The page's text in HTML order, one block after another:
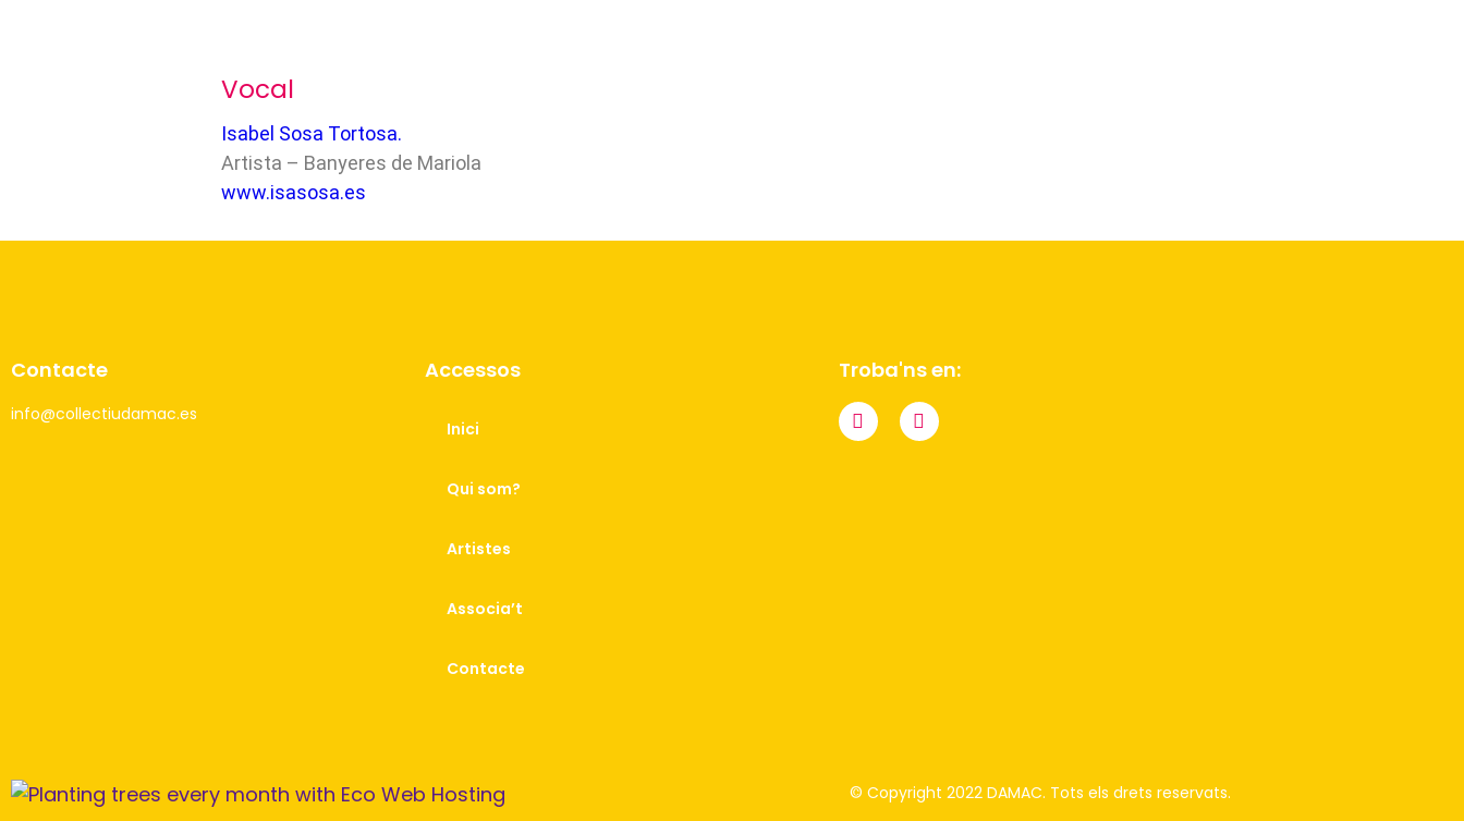
Vocal
Isabel Sosa Tortosa.
Artista – Banyeres de Mariola
www.isasosa.es
Contacte
info@collectiudamac.es
Accessos
Inici
Qui som?
Artistes
Associa’t
Contacte
Troba'ns en:
© Copyright 2022 DAMAC. Tots els drets reservats.